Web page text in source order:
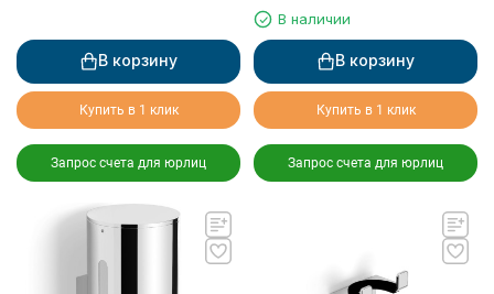
В корзину
Купить в 1 клик
Запрос счета для юрлиц
чернаяВ наличии
В корзину
Купить в 1 клик
Запрос счета для юрлиц